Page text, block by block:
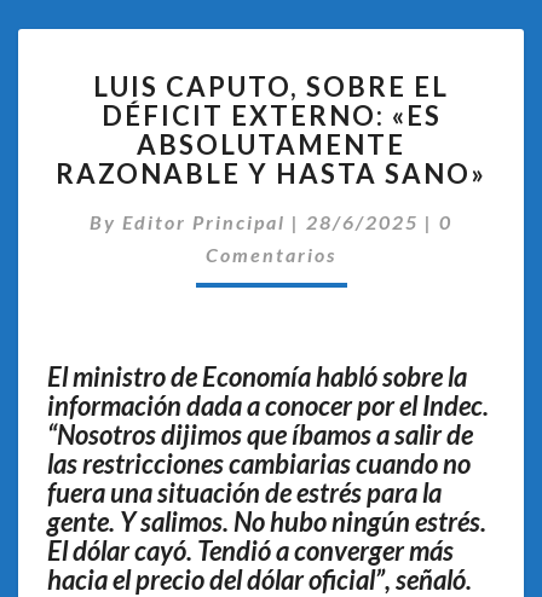
CAPUTO,
SOBRE
EL
DÉFICIT
«ES
ABSOLUTAMENTE
LUIS CAPUTO, SOBRE EL
DÉFICIT EXTERNO: «ES
ABSOLUTAMENTE
RAZONABLE Y HASTA SANO»
By Editor Principal | 28/6/2025 | 0
Comentarios
El ministro de Economía habló sobre la
información dada a conocer por el Indec.
“Nosotros dijimos que íbamos a salir de
las restricciones cambiarias cuando no
fuera una situación de estrés para la
gente. Y salimos. No hubo ningún estrés.
El dólar cayó. Tendió a converger más
hacia el precio del dólar oficial”, señaló.